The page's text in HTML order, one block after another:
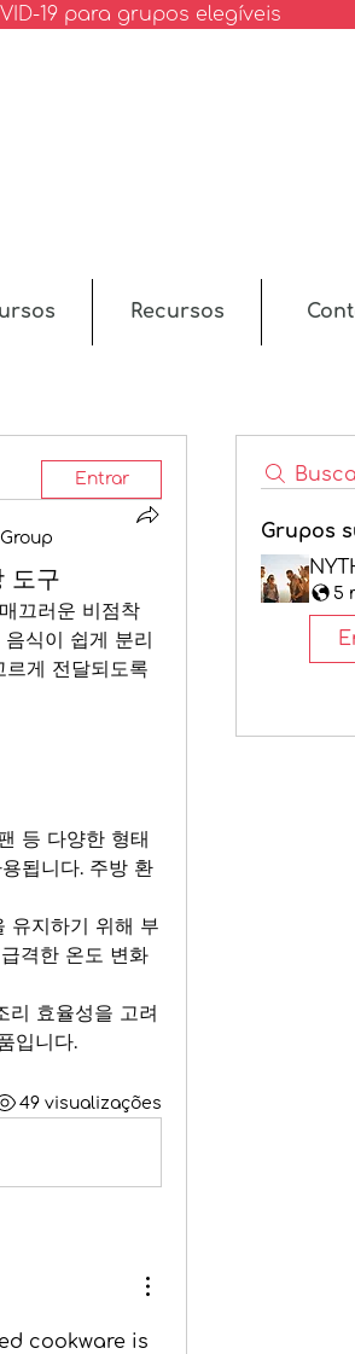
19 para grupos elegíveis
Recursos
Grupos
5
Entrar
도구
끄러운 비점착
식이 쉽게 분리
게 전달되도록
등 다양한 형태
됩니다. 주방 환
유지하기 위해 부
격한 온도 변화
리 효율성을 고려
입니다.
49 visualizações
cookware is